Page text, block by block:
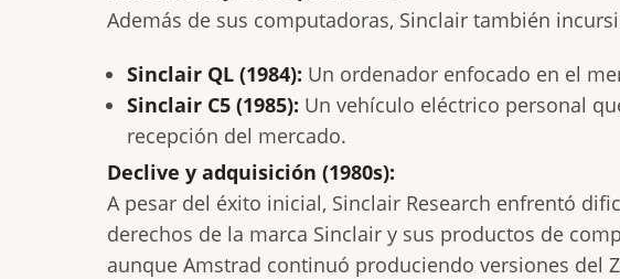
Además de sus computadoras, Sinclair también
Sinclair QL (1984): Un ordenador enfocado en el
Sinclair C5 (1985): Un vehículo eléctrico personal
recepción del mercado.
Declive y adquisición (1980s):
A pesar del éxito inicial, Sinclair Research enfrentó
derechos de la marca Sinclair y sus productos de
aunque Amstrad continuó produciendo versiones del